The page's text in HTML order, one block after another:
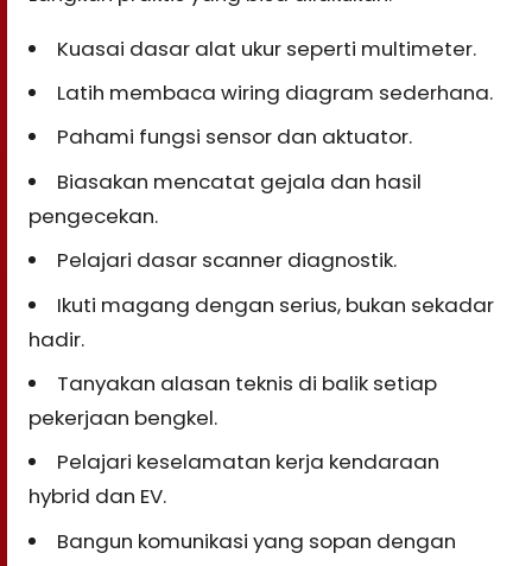
Kuasai dasar alat ukur seperti multimeter.
Latih membaca wiring diagram sederhana.
Pahami fungsi sensor dan aktuator.
Biasakan mencatat gejala dan hasil
pengecekan.
Pelajari dasar scanner diagnostik.
Ikuti magang dengan serius, bukan sekadar
hadir.
Tanyakan alasan teknis di balik setiap
pekerjaan bengkel.
Pelajari keselamatan kerja kendaraan
hybrid dan EV.
Bangun komunikasi yang sopan dengan